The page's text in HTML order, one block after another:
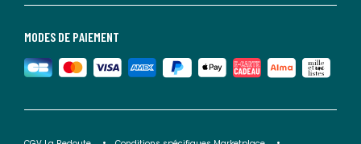
MODES DE PAIEMENT